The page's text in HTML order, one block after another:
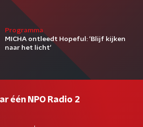
Programma
MICHA ontleedt Hopeful: 'Blijf kijken
naar het licht'
één NPO Radio 2